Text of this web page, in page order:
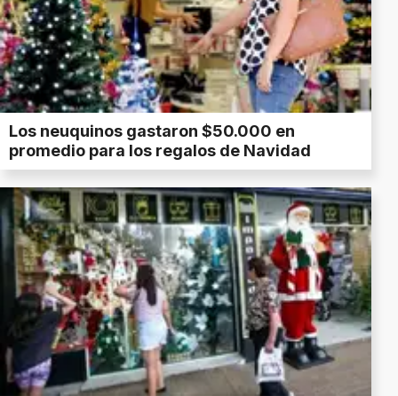
Los neuquinos gastaron $50.000 en
promedio para los regalos de Navidad